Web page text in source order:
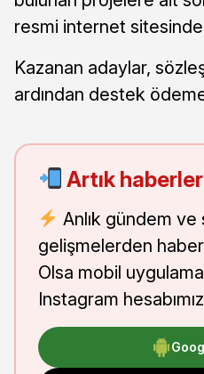
resmi internet
Kazanan adaylar,
ardından destek
Artık
Anlık gündem ve
gelişmelerden
Olsa mobil
Instagram